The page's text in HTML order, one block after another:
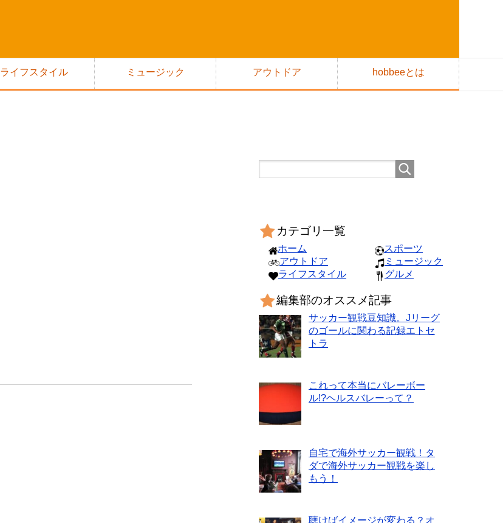
ライフスタイル ミュージック アウトドア hobbeeとは
カテゴリ一覧
ホーム
アウトドア
ライフスタイル
スポーツ
ミュージック
グルメ
編集部のオススメ記事
サッカー観戦豆知識。Jリーグ
のゴールに関わる記録エトセ
トラ
これって本当にバレーボー
ル!?ヘルスバレーって？
自宅で海外サッカー観戦！タ
ダで海外サッカー観戦を楽し
もう！
聴けばイメージが変わる？オ